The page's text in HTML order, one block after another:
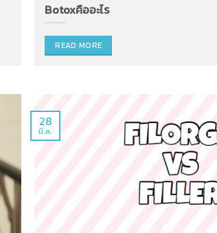
Botoxคืออะไร
READ MORE
28
มี.ค.